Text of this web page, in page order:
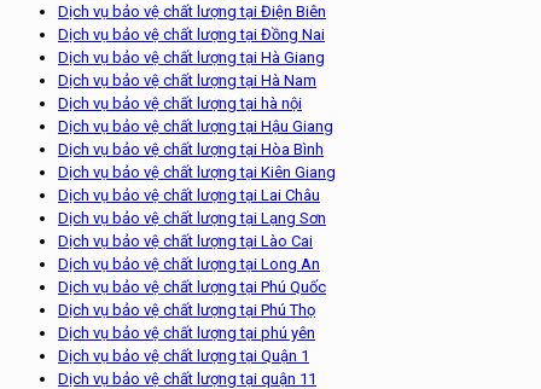
Dịch vụ bảo vệ chất lượng tại Điện Biên
Dịch vụ bảo vệ chất lượng tại Đồng Nai
Dịch vụ bảo vệ chất lượng tại Hà Giang
Dịch vụ bảo vệ chất lượng tại Hà Nam
Dịch vụ bảo vệ chất lượng tại hà nội
Dịch vụ bảo vệ chất lượng tại Hậu Giang
Dịch vụ bảo vệ chất lượng tại Hòa Bình
Dịch vụ bảo vệ chất lượng tại Kiên Giang
Dịch vụ bảo vệ chất lượng tại Lai Châu
Dịch vụ bảo vệ chất lượng tại Lạng Sơn
Dịch vụ bảo vệ chất lượng tại Lào Cai
Dịch vụ bảo vệ chất lượng tại Long An
Dịch vụ bảo vệ chất lượng tại Phú Quốc
Dịch vụ bảo vệ chất lượng tại Phú Thọ
Dịch vụ bảo vệ chất lượng tại phú yên
Dịch vụ bảo vệ chất lượng tại Quận 1
Dịch vụ bảo vệ chất lượng tại quận 11